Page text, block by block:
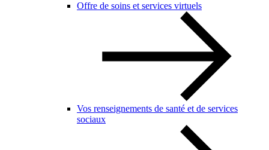
Offre de soins et services virtuels
Vos renseignements de santé et de services
sociaux